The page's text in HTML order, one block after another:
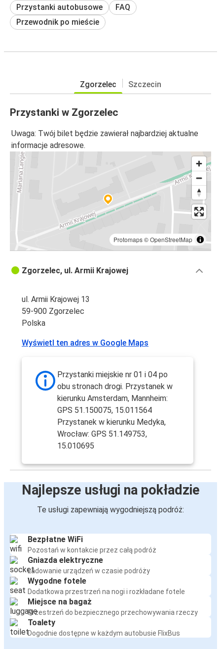
Przystanki autobusowe
FAQ
Przewodnik po mieście
Zgorzelec Szczecin
Przystanki w Zgorzelec
Uwaga: Twój bilet będzie zawierał najbardziej aktualne
informacje adresowe.
Protomaps©OpenStreetMap
Zgorzelec, ul. Armii Krajowej
ul. Armii Krajowej 13
59-900 Zgorzelec
Polska
Wyświetl ten adres w Google Maps
Przystanki miejskie nr 01 i 04 po
obu stronach drogi. Przystanek w
kierunku Amsterdam, Mannheim:
GPS 51.150075, 15.011564
Przystanek w kierunku Medyka,
Wrocław: GPS 51.149753,
15.010695
Najlepsze usługi na pokładzie
Te usługi zapewniają wygodniejszą podróż:
Bezpłatne WiFi
Pozostań w kontakcie przez całą podróż
Gniazda elektryczne
Ładowanie urządzeń w czasie podróży
Wygodne fotele
Dodatkowa przestrzeń na nogi i rozkładane fotele
Miejsce na bagaż
Przestrzeń do bezpiecznego przechowywania rzeczy
Toalety
Dogodnie dostępne w każdym autobusie FlixBus